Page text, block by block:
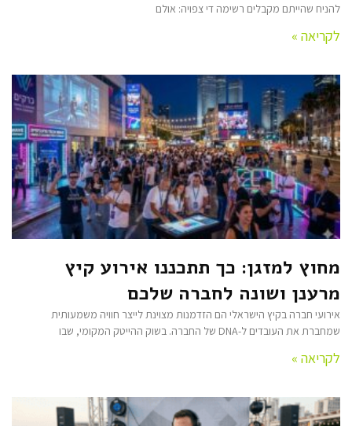
להניח שהייתם מקבלים רשימה די צפויה: אולם
לקריאה »
מחוץ למזגן: כך תתכננו אירוע קיץ
מרענן ושונה לחברה שלכם
אירועי חברה בקיץ הישראלי הם הזדמנות מצוינת לייצר חוויה משמעותית
שמחברת את העובדים ל-DNA של החברה. בשוק ההייטק המקומי, שבו
לקריאה »